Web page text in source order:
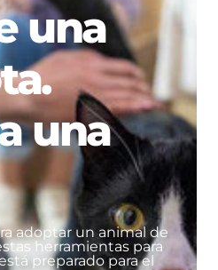
una
una
adoptar un animal de
herramientas para
preparado para el